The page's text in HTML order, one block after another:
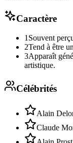
Caractère
1Souvent
2Tend à être
3Apparaît
artistique.
Célébrités
Alain
Claude